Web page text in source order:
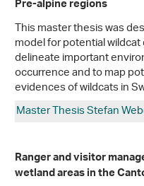
Pre-alpine regions
This master thesis was
model for potential
delineate important
occurrence and to map
evidences of wildcats in
Master Thesis Stefan
Ranger and visitor
wetland areas in the